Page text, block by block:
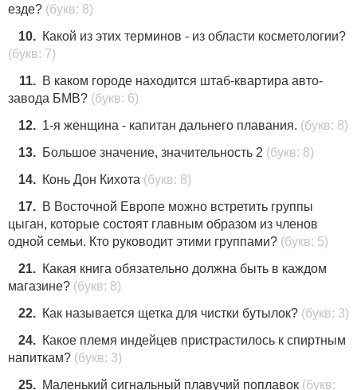
езде? (букв: 8)
10. Какой из этих терминов - из области косметологии?
(букв: 7)
11. В каком городе находится штаб-квартира авто-
завода БМВ? (букв: 6)
12. 1-я женщина - капитан дальнего плавания. (букв: 8)
13. Большое значение, значительность 2 (букв: 8)
14. Конь Дон Кихота (букв: 8)
17. В Восточной Европе можно встретить группы
цыган, которые состоят главным образом из членов
одной семьи. Кто руководит этими группами? (букв: 5)
21. Какая книга обязательно должна быть в каждом
магазине? (букв: 8)
22. Как называется щетка для чистки бутылок? (букв: 3)
24. Какое племя индейцев пристрастилось к спиртным
напиткам? (букв: 3)
25. Маленький сигнальный плавучий поплавок (букв: